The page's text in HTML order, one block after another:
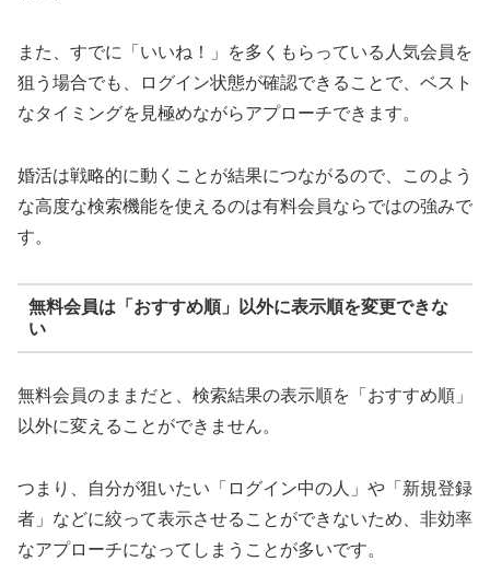
また、すでに「いいね！」を多くもらっている人気会員を
狙う場合でも、ログイン状態が確認できることで、ベスト
なタイミングを見極めながらアプローチできます。
婚活は戦略的に動くことが結果につながるので、このよう
な高度な検索機能を使えるのは有料会員ならではの強みで
す。
無料会員は「おすすめ順」以外に表示順を変更できな
い
無料会員のままだと、検索結果の表示順を「おすすめ順」
以外に変えることができません。
つまり、自分が狙いたい「ログイン中の人」や「新規登録
者」などに絞って表示させることができないため、非効率
なアプローチになってしまうことが多いです。